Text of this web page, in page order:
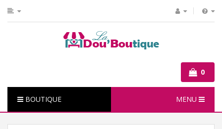
0
BOUTIQUE MENU